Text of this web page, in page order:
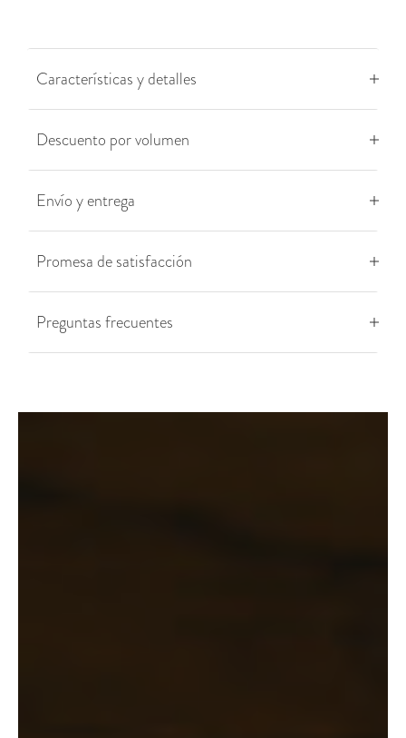
Características y detalles
Descuento por volumen
Envío y entrega
Promesa de satisfacción
Preguntas frecuentes